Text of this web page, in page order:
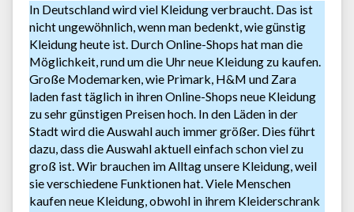
In Deutschland wird viel Kleidung verbraucht. Das ist
nicht ungewöhnlich, wenn man bedenkt, wie günstig
Kleidung heute ist. Durch Online-Shops hat man die
Möglichkeit, rund um die Uhr neue Kleidung zu kaufen.
Große Modemarken, wie Primark, H&M und Zara
laden fast täglich in ihren Online-Shops neue Kleidung
zu sehr günstigen Preisen hoch. In den Läden in der
Stadt wird die Auswahl auch immer größer. Dies führt
dazu, dass die Auswahl aktuell einfach schon viel zu
groß ist. Wir brauchen im Alltag unsere Kleidung, weil
sie verschiedene Funktionen hat. Viele Menschen
kaufen neue Kleidung, obwohl in ihrem Kleiderschrank